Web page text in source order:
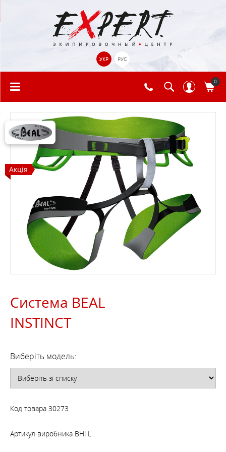
УКР РУС
0
Акція
Система BEAL
INSTINCT
Виберіть модель:
Код товара 30273
Артикул виробника BHI.L